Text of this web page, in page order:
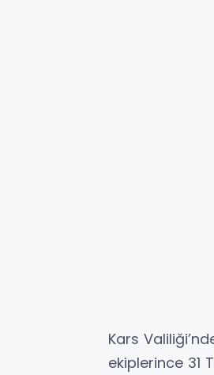
Kars
ekiplerince 31